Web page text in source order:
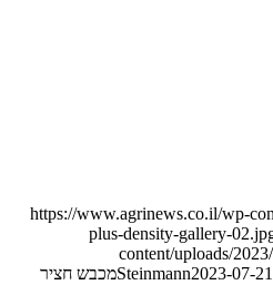
https://www.agrinews.co.il/wp-
plus-density-gallery-
content/uploads/
Steinmann2023-07-
מכבש חציר